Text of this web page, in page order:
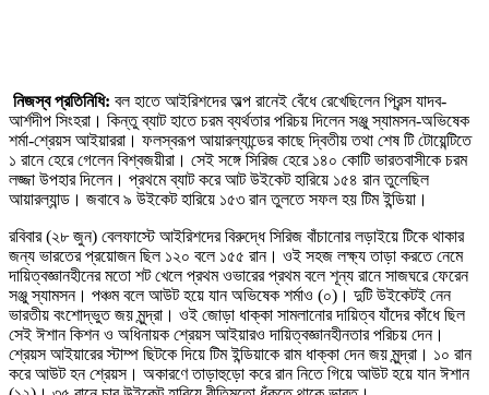
নিজস্ব প্রতিনিধি: বল হাতে আইরিশদের অল্প রানেই বেঁধে রেখেছিলেন প্রিন্স যাদব-
আর্শদীপ সিংহরা। কিন্তু ব্যাট হাতে চরম ব্যর্থতার পরিচয় দিলেন সঞ্জু স্যামসন-অভিষেক
শর্মা-শ্রেয়স আইয়াররা। ফলস্বরূপ আয়ারল্যান্ডের কাছে দ্বিতীয় তথা শেষ টি টোয়েন্টিতে
১ রানে হেরে গেলেন বিশ্বজয়ীরা। সেই সঙ্গে সিরিজ হেরে ১৪০ কোটি ভারতবাসীকে চরম
লজ্জা উপহার দিলেন। প্রথমে ব্যাট করে আট উইকেট হারিয়ে ১৫৪ রান তুলেছিল
আয়ারল্যান্ড। জবাবে ৯ উইকেট হারিয়ে ১৫৩ রান তুলতে সফল হয় টিম ইন্ডিয়া।
রবিবার (২৮ জুন) বেলফাস্টে আইরিশদের বিরুদ্ধে সিরিজ বাঁচানোর লড়াইয়ে টিকে থাকার
জন্য ভারতের প্রয়োজন ছিল ১২০ বলে ১৫৫ রান। ওই সহজ লক্ষ্য তাড়া করতে নেমে
দায়িত্বজ্ঞানহীনের মতো শট খেলে প্রথম ওভারের প্রথম বলে শূন্য রানে সাজঘরে ফেরেন
সঞ্জু স্যামসন। পঞ্চম বলে আউট হয়ে যান অভিষেক শর্মাও (০)। দুটি উইকেটই নেন
ভারতীয় বংশোদ্ভুত জয় মুন্দ্রা। ওই জোড়া ধাক্কা সামলানোর দায়িত্ব যাঁদের কাঁধে ছিল
সেই ঈশান কিশন ও অধিনায়ক শ্রেয়স আইয়ারও দায়িত্বজ্ঞানহীনতার পরিচয় দেন।
শ্রেয়স আইয়ারের স্টাম্প ছিটকে দিয়ে টিম ইন্ডিয়াকে রাম ধাক্কা দেন জয় মুন্দ্রা। ১০ রান
করে আউট হন শ্রেয়স। অকারণে তাড়াহুড়ো করে রান নিতে গিয়ে আউট হয়ে যান ঈশান